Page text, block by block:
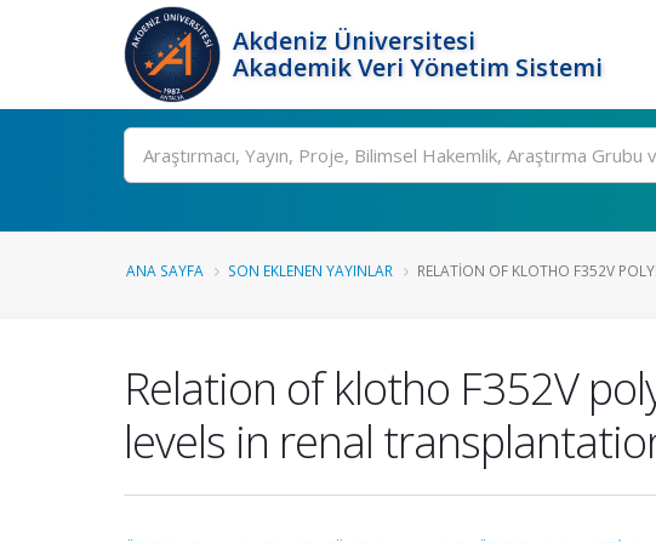
Akdeniz Üniversitesi
Akademik Veri Yönetim Sistemi
Ara
ANA SAYFA SON EKLENEN YAYINLAR RELATION OF KLOTHO F352V
Relation of klotho F352V
levels in renal